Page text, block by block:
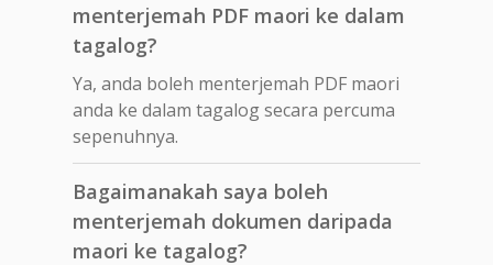
menterjemah PDF maori ke dalam
tagalog?
Ya, anda boleh menterjemah PDF maori
anda ke dalam tagalog secara percuma
sepenuhnya.
Bagaimanakah saya boleh
menterjemah dokumen daripada
maori ke tagalog?